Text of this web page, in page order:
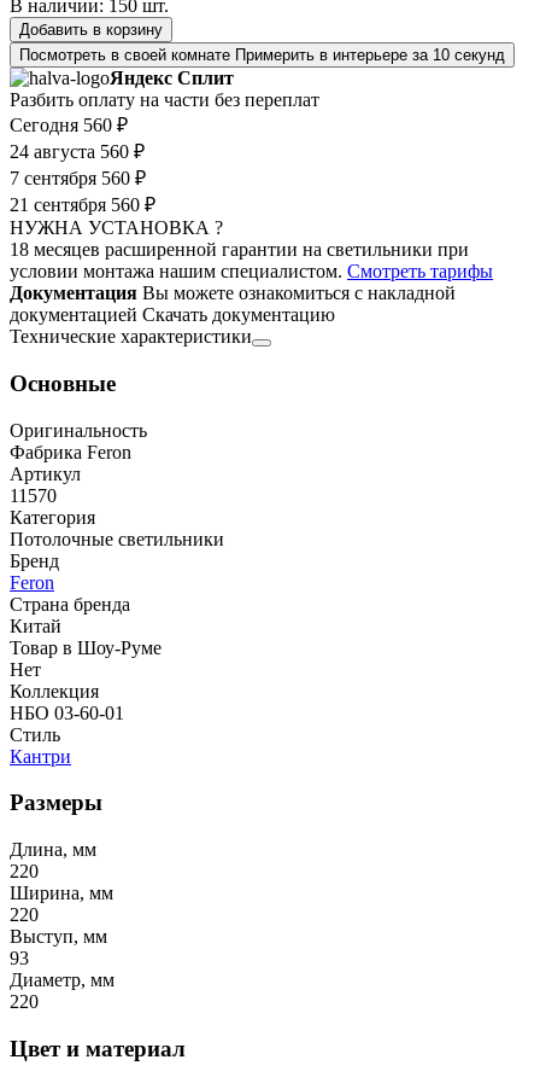
В наличии: 150 шт.
Добавить в корзину
Посмотреть в своей комнате Примерить в интерьере за 10 секунд
Яндекс Сплит
Разбить оплату на части без переплат
Сегодня 560 ₽
24 августа 560 ₽
7 сентября 560 ₽
21 сентября 560 ₽
НУЖНА УСТАНОВКА ?
18 месяцев расширенной гарантии на светильники при
условии монтажа нашим специалистом. Смотреть тарифы
Документация Вы можете ознакомиться с накладной
документацией Скачать документацию
Технические характеристики
Основные
Оригинальность
Фабрика Feron
Артикул
11570
Категория
Потолочные светильники
Бренд
Feron
Страна бренда
Китай
Товар в Шоу-Руме
Нет
Коллекция
НБО 03-60-01
Стиль
Кантри
Размеры
Длина, мм
220
Ширина, мм
220
Выступ, мм
93
Диаметр, мм
220
Цвет и материал